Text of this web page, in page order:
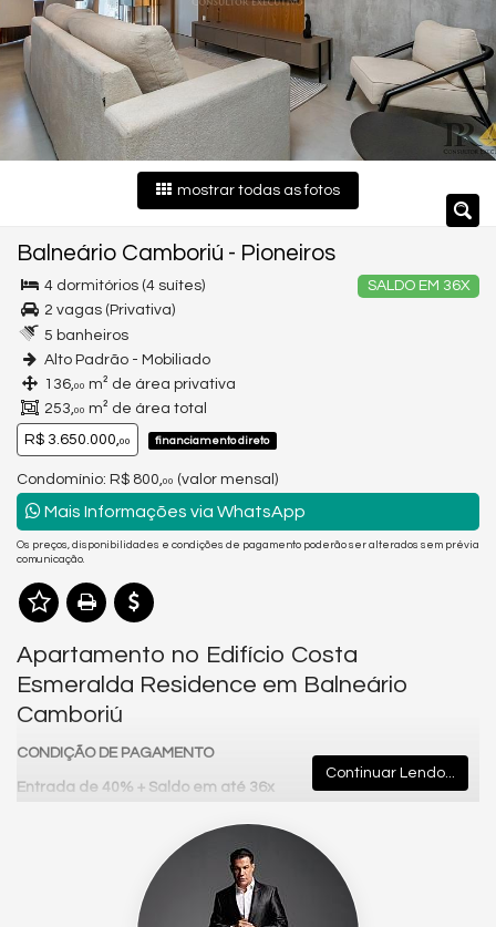
mostrar todas as fotos
Balneário Camboriú - Pioneiros
SALDO EM 36X
4 dormitórios (4 suítes)
2 vagas (Privativa)
5 banheiros
Alto Padrão - Mobiliado
136,00 m² de área privativa
253,00 m² de área total
R$ 3.650.000,00 financiamento direto
Condomínio: R$ 800, 00 (valor mensal)
Mais Informações via WhatsApp
Os preços, disponibilidades e condições de pagamento poderão ser alterados sem prévia
comunicação.
Apartamento no Edifício Costa
Esmeralda Residence em Balneário
Camboriú
CONDIÇÃO DE PAGAMENTO
Entrada de 40% + Saldo em até 36x
Analisa permuta na região até 35% do valor do imóvel
Costa Esmeralda Residence – Sofisticação e Bem-Estar na
Continuar Lendo...